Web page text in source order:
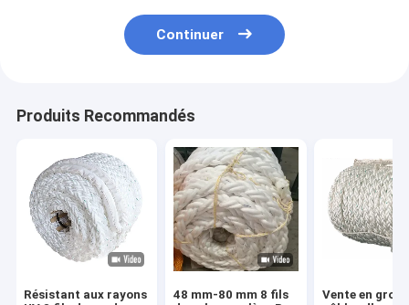
Continuer
Produits Recommandés
Résistant aux rayons
48 mm-80 mm 8 fils
Vente en gros